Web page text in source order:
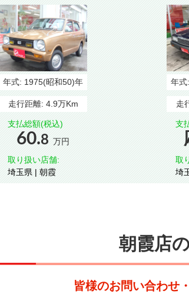
年式: 1975(昭和50)年
走行距離: 4.9万Km
支払総額(税込)
60.8 万円
取り扱い店舗:
埼玉県 | 朝霞
年式:
走
支
取
朝霞店の
皆様のお問い合わせ